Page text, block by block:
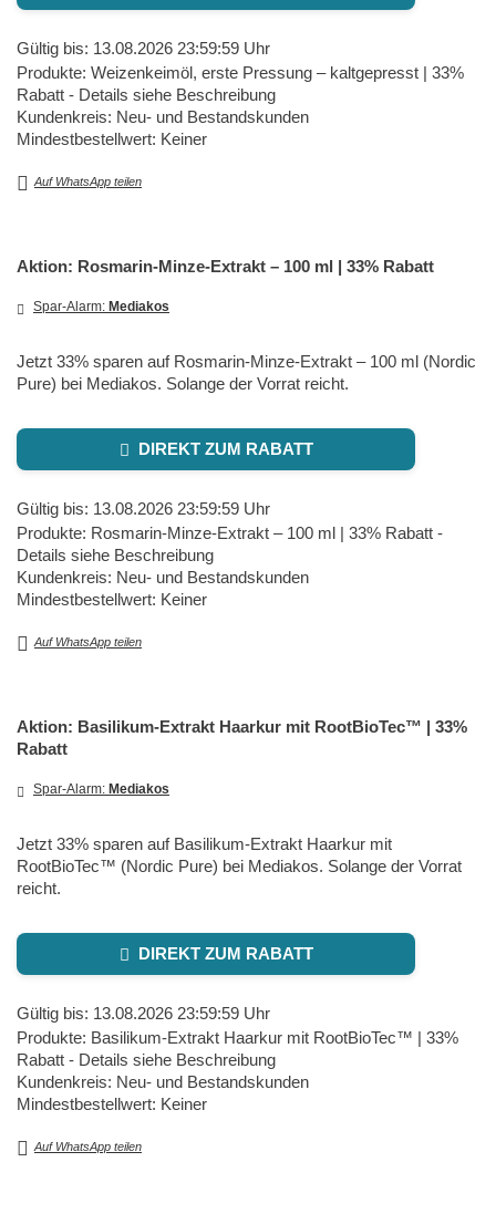
Gültig bis: 13.08.2026 23:59:59 Uhr
Produkte: Weizenkeimöl, erste Pressung – kaltgepresst | 33%
Rabatt - Details siehe Beschreibung
Kundenkreis: Neu- und Bestandskunden
Mindestbestellwert: Keiner
Auf WhatsApp teilen
Aktion: Rosmarin-Minze-Extrakt – 100 ml | 33% Rabatt
Spar-Alarm: Mediakos
Jetzt 33% sparen auf Rosmarin-Minze-Extrakt – 100 ml (Nordic
Pure) bei Mediakos. Solange der Vorrat reicht.
DIREKT ZUM RABATT
Gültig bis: 13.08.2026 23:59:59 Uhr
Produkte: Rosmarin-Minze-Extrakt – 100 ml | 33% Rabatt -
Details siehe Beschreibung
Kundenkreis: Neu- und Bestandskunden
Mindestbestellwert: Keiner
Auf WhatsApp teilen
Aktion: Basilikum-Extrakt Haarkur mit RootBioTec™ | 33%
Rabatt
Spar-Alarm: Mediakos
Jetzt 33% sparen auf Basilikum-Extrakt Haarkur mit
RootBioTec™ (Nordic Pure) bei Mediakos. Solange der Vorrat
reicht.
DIREKT ZUM RABATT
Gültig bis: 13.08.2026 23:59:59 Uhr
Produkte: Basilikum-Extrakt Haarkur mit RootBioTec™ | 33%
Rabatt - Details siehe Beschreibung
Kundenkreis: Neu- und Bestandskunden
Mindestbestellwert: Keiner
Auf WhatsApp teilen